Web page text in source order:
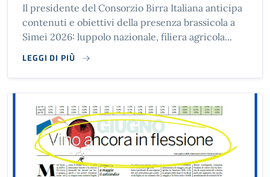
Il presidente del Consorzio Birra Italiana anticipa
contenuti e obiettivi della presenza brassicola a
Simei 2026: luppolo nazionale, filiera agricola...
LEGGI DI PIÙ